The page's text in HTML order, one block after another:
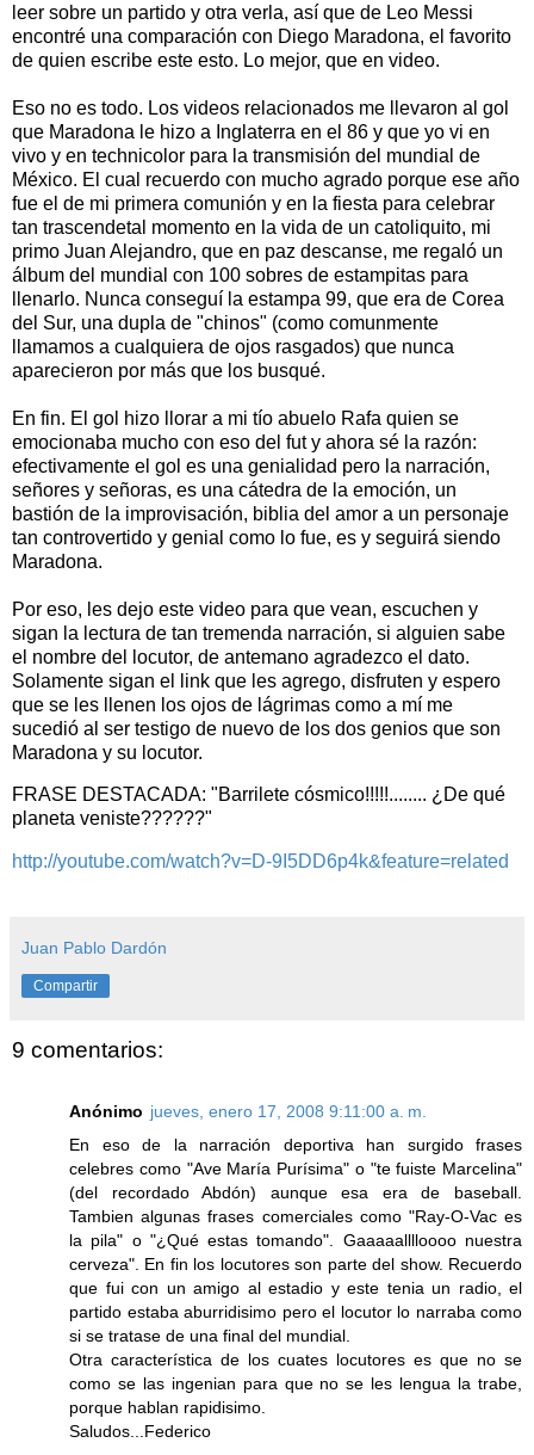
leer sobre un partido y otra verla, así que de Leo Messi
encontré una comparación con Diego Maradona, el favorito
de quien escribe este esto. Lo mejor, que en video.
Eso no es todo. Los videos relacionados me llevaron al gol
que Maradona le hizo a Inglaterra en el 86 y que yo vi en
vivo y en technicolor para la transmisión del mundial de
México. El cual recuerdo con mucho agrado porque ese año
fue el de mi primera comunión y en la fiesta para celebrar
tan trascendetal momento en la vida de un catoliquito, mi
primo Juan Alejandro, que en paz descanse, me regaló un
álbum del mundial con 100 sobres de estampitas para
llenarlo. Nunca conseguí la estampa 99, que era de Corea
del Sur, una dupla de "chinos" (como comunmente
llamamos a cualquiera de ojos rasgados) que nunca
aparecieron por más que los busqué.
En fin. El gol hizo llorar a mi tío abuelo Rafa quien se
emocionaba mucho con eso del fut y ahora sé la razón:
efectivamente el gol es una genialidad pero la narración,
señores y señoras, es una cátedra de la emoción, un
bastión de la improvisación, biblia del amor a un personaje
tan controvertido y genial como lo fue, es y seguirá siendo
Maradona.
Por eso, les dejo este video para que vean, escuchen y
sigan la lectura de tan tremenda narración, si alguien sabe
el nombre del locutor, de antemano agradezco el dato.
Solamente sigan el link que les agrego, disfruten y espero
que se les llenen los ojos de lágrimas como a mí me
sucedió al ser testigo de nuevo de los dos genios que son
Maradona y su locutor.
FRASE DESTACADA: "Barrilete cósmico!!!!!........ ¿De qué
planeta veniste??????"
http://youtube.com/watch?v=D-9I5DD6p4k&feature=related
Juan Pablo Dardón
Compartir
9 comentarios:
Anónimo jueves, enero 17, 2008 9:11:00 a. m.
En eso de la narración deportiva han surgido frases
celebres como "Ave María Purísima" o "te fuiste Marcelina"
(del recordado Abdón) aunque esa era de baseball.
Tambien algunas frases comerciales como "Ray-O-Vac es
la pila" o "¿Qué estas tomando". Gaaaaalllloooo nuestra
cerveza". En fin los locutores son parte del show. Recuerdo
que fui con un amigo al estadio y este tenia un radio, el
partido estaba aburridisimo pero el locutor lo narraba como
si se tratase de una final del mundial.
Otra característica de los cuates locutores es que no se
como se las ingenian para que no se les lengua la trabe,
porque hablan rapidisimo.
Saludos...Federico